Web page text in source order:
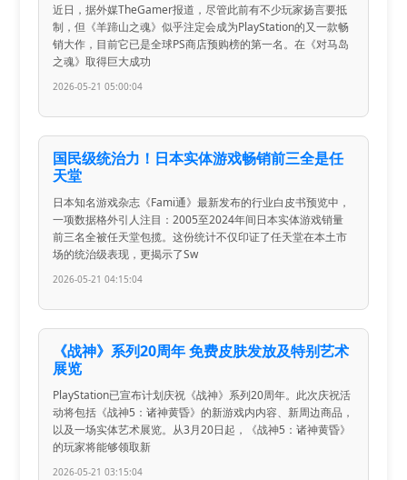
近日，据外媒TheGamer报道，尽管此前有不少玩家扬言要抵
制，但《羊蹄山之魂》似乎注定会成为PlayStation的又一款畅
销大作，目前它已是全球PS商店预购榜的第一名。在《对马岛
之魂》取得巨大成功
2026-05-21 05:00:04
国民级统治力！日本实体游戏畅销前三全是任
天堂
日本知名游戏杂志《Fami通》最新发布的行业白皮书预览中，
一项数据格外引人注目：2005至2024年间日本实体游戏销量
前三名全被任天堂包揽。这份统计不仅印证了任天堂在本土市
场的统治级表现，更揭示了Sw
2026-05-21 04:15:04
《战神》系列20周年 免费皮肤发放及特别艺术
展览
PlayStation已宣布计划庆祝《战神》系列20周年。此次庆祝活
动将包括《战神5：诸神黄昏》的新游戏内内容、新周边商品，
以及一场实体艺术展览。从3月20日起，《战神5：诸神黄昏》
的玩家将能够领取新
2026-05-21 03:15:04